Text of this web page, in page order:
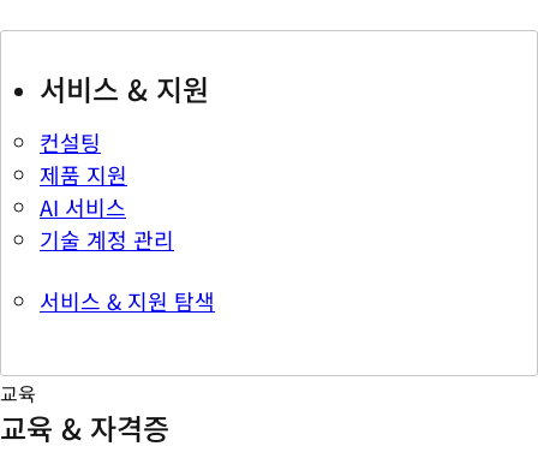
서비스 & 지원
컨설팅
제품 지원
AI 서비스
기술 계정 관리
서비스 & 지원 탐색
교육
교육 & 자격증